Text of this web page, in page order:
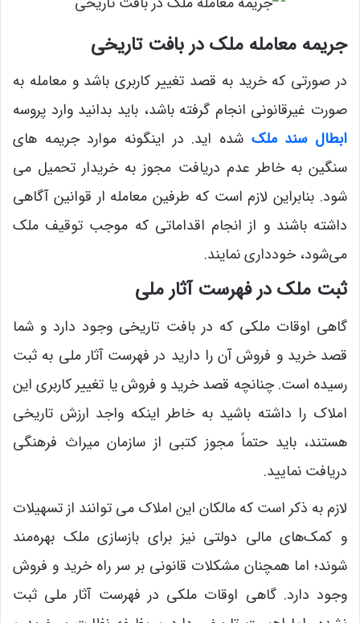
جریمه معامله ملک در بافت تاریخی
در صورتی که خرید به قصد تغییر کاربری باشد و معامله به
صورت غیرقانونی انجام گرفته باشد، باید بدانید وارد پروسه
ابطال سند ملک شده اید. در اینگونه موارد جریمه های
سنگین به خاطر عدم دریافت مجوز به خریدار تحمیل می
شود. بنابراین لازم است که طرفین معامله ار قوانین آگاهی
داشته باشند و از انجام اقداماتی که موجب توقیف ملک
می‌شود، خودداری نمایند.
ثبت ملک در فهرست آثار ملی
گاهی اوقات ملکی که در بافت تاریخی وجود دارد و شما
قصد خرید و فروش آن را دارید در فهرست آثار ملی به ثبت
رسیده است. چنانچه قصد خرید و فروش یا تغییر کاربری این
املاک را داشته باشید به خاطر اینکه واجد ارزش تاریخی
هستند، باید حتماً مجوز کتبی از سازمان میراث فرهنگی
دریافت نمایید.
لازم به ذکر است که مالکان این املاک می ‌توانند از تسهیلات
و کمک‌های مالی دولتی نیز برای بازسازی ملک بهره‌مند
شوند؛ اما همچنان مشکلات قانونی بر سر راه خرید و فروش
وجود دارد. گاهی اوقات ملکی در فهرست آثار ملی ثبت